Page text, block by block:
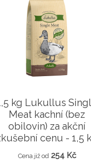
kg Lukullus
Meat kachní (bez
obilovin) za akční
cenu - 1,5
Cena již od 254 Kč